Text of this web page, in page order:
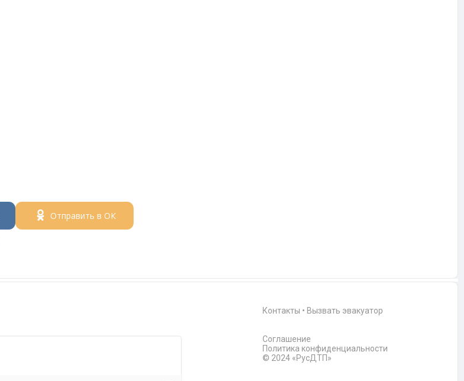
Отправить в ОК
Контакты • Вызвать эвакуатор
Соглашение
Политика конфиденциальности
© 2024 «РусДТП»